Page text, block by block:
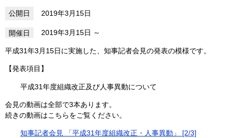
2019年3月15日
2019年3月15日
平成31年3月15日に実施した、知事記者会見の発表の模様です。
【発表項目】
平成31年度組織改正及び人事異動について
会見の動画は全部で3本あります。
続きの動画はこちらをご覧ください。
知事記者会見 「平成31年度組織改正・人事異動」 [2/3]